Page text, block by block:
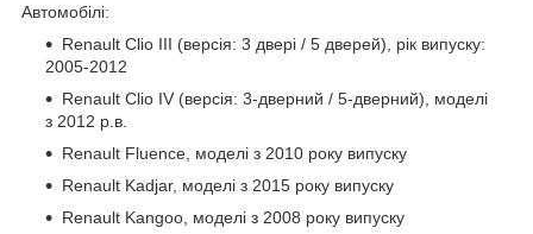
Автомобілі:
Renault Clio III (версія: 3 двері / 5 дверей), рік випуску:
2005-2012
Renault Clio IV (версія: 3-дверний / 5-дверний), моделі
з 2012 р.в.
Renault Fluence, моделі з 2010 року випуску
Renault Kadjar, моделі з 2015 року випуску
Renault Kangoo, моделі з 2008 року випуску